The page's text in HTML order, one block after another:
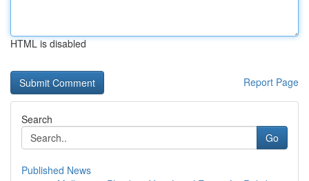
HTML is disabled
Report Page
Search
Go
Published News